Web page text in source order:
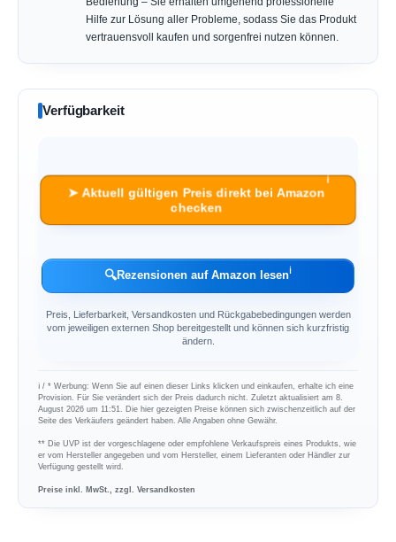
Hilfe zur Lösung aller Probleme, sodass Sie das Produkt
vertrauensvoll kaufen und sorgenfrei nutzen können.
Verfügbarkeit
➤ Aktuell gültigen Preis direkt bei Amazon
checken
ℹ︎
🔍Rezensionen auf Amazon lesenℹ︎
Preis, Lieferbarkeit, Versandkosten und Rückgabebedingungen werden
vom jeweiligen externen Shop bereitgestellt und können sich kurzfristig
ändern.
ℹ︎ / * Werbung: Wenn Sie auf einen dieser Links klicken und einkaufen, erhalte ich eine
Provision. Für Sie verändert sich der Preis dadurch nicht. Zuletzt aktualisiert am 8.
August 2026 um 11:51. Die hier gezeigten Preise können sich zwischenzeitlich auf der
Seite des Verkäufers geändert haben. Alle Angaben ohne Gewähr.
** Die UVP ist der vorgeschlagene oder empfohlene Verkaufspreis eines Produkts, wie
er vom Hersteller angegeben und vom Hersteller, einem Lieferanten oder Händler zur
Verfügung gestellt wird.
Preise inkl. MwSt., zzgl. Versandkosten